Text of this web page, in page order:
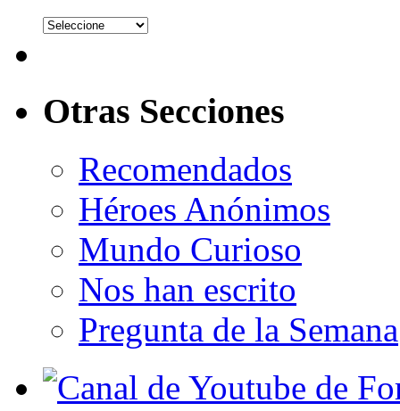
Otras Secciones
Recomendados
Héroes Anónimos
Mundo Curioso
Nos han escrito
Pregunta de la Semana